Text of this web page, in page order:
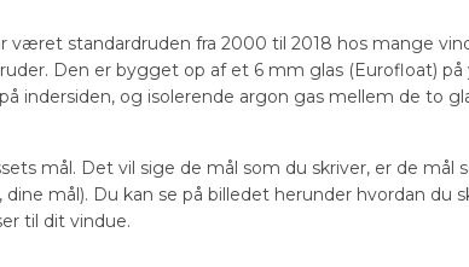
været standardruden fra 2000 til 2018 hos mange
Den er bygget op af et 6 mm glas (Eurofloat)
indersiden, og isolerende argon gas mellem de to
mål. Det vil sige de mål som du skriver, er de
mål). Du kan se på billedet herunder hvordan du
til dit vindue.